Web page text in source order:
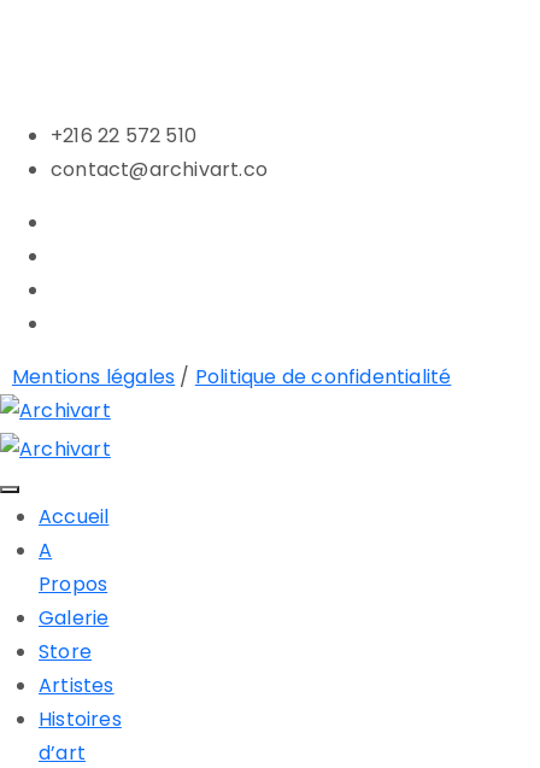
+216 22 572 510
contact@archivart.co
Mentions légales / Politique de confidentialité
Accueil
A
Propos
Galerie
Store
Artistes
Histoires
d’art